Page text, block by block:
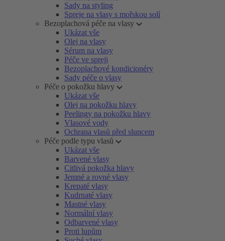
Sady na styling
Spreje na vlasy s mořskou solí
Bezoplachová péče na vlasy
Ukázat vše
Olej na vlasy
Sérum na vlasy
Péče ve spreji
Bezoplachové kondicionéry
Sady péče o vlasy
Péče o pokožku hlavy
Ukázat vše
Olej na pokožku hlavy
Peelingy na pokožku hlavy
Vlasové vody
Ochrana vlasů před sluncem
Péče podle typu vlasů
Ukázat vše
Barvené vlasy
Citlivá pokožka hlavy
Jemné a rovné vlasy
Krepaté vlasy
Kudrnaté vlasy
Mastné vlasy
Normální vlasy
Odbarvené vlasy
Proti lupům